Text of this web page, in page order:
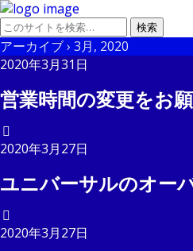
アーカイブ › 3月, 2020
2020年3月31日
営業時間の変更をお
2020年3月27日
ユニバーサルのオー
2020年3月27日